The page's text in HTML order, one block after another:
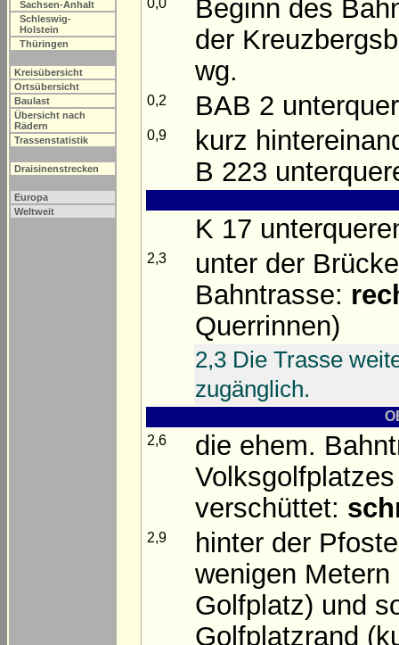
Sachsen-Anhalt
Schleswig-
Holstein
Thüringen
Kreisübersicht
Ortsübersicht
Baulast
Übersicht nach
Rädern
Trassenstatistik
Draisinenstrecken
Europa
Weltweit
Beginn des
der
wg.
0,2 BAB 2
0,9
kurz
B 223
K 17
2,3
unter der
Bahntrasse:
Querrinnen)
2,3 Die Trasse
zugänglich.
2,6
die ehem.
verschüttet:
2,9
hinter der
wenigen Metern
Golfplatz) und
Golfplatzrand